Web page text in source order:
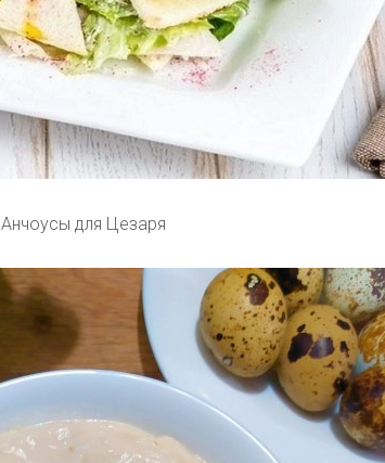
Анчоусы для Цезаря